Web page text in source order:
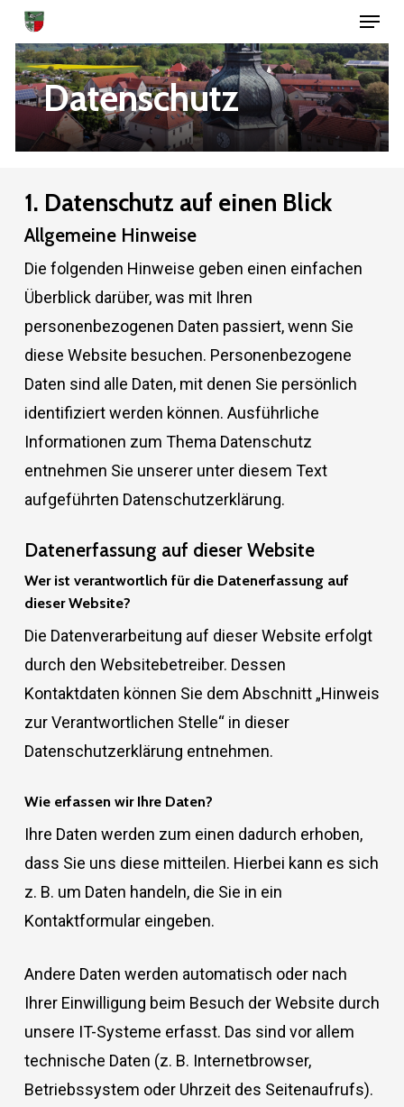
Skip
main
content
Menu
Datenschutz
1. Datenschutz auf einen Blick
Allgemeine Hinweise
Die folgenden Hinweise geben einen einfachen
Überblick darüber, was mit Ihren
personenbezogenen Daten passiert, wenn Sie
diese Website besuchen. Personenbezogene
Daten sind alle Daten, mit denen Sie persönlich
identifiziert werden können. Ausführliche
Informationen zum Thema Datenschutz
entnehmen Sie unserer unter diesem Text
aufgeführten Datenschutzerklärung.
Datenerfassung auf dieser Website
Wer ist verantwortlich für die Datenerfassung auf
dieser Website?
Die Datenverarbeitung auf dieser Website erfolgt
durch den Websitebetreiber. Dessen
Kontaktdaten können Sie dem Abschnitt „Hinweis
zur Verantwortlichen Stelle“ in dieser
Datenschutzerklärung entnehmen.
Wie erfassen wir Ihre Daten?
Ihre Daten werden zum einen dadurch erhoben,
dass Sie uns diese mitteilen. Hierbei kann es sich
z. B. um Daten handeln, die Sie in ein
Kontaktformular eingeben.
Andere Daten werden automatisch oder nach
Ihrer Einwilligung beim Besuch der Website durch
unsere IT-Systeme erfasst. Das sind vor allem
technische Daten (z. B. Internetbrowser,
Betriebssystem oder Uhrzeit des Seitenaufrufs).
Close
Menu